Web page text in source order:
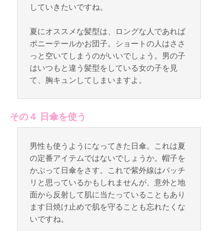
していきたいですね。
夏にオススメな髪型は、ロングな人であれば
ポニーテールかお団子。ショートの人はささ
っと空いてしまうのがいいでしょう。男の子
はいつもと違う髪型をしている女の子を見
て、胸キュンしてしまいますよ。
その４ 日傘を使う
男性も使うようになってきた日傘。これは夏
の定番アイテムではないでしょうか。帽子を
かぶって日傘をさす。これで紫外線はバッチ
リと思っているかもしれませんが、意外と地
面から反射して肌に当たっていることもあり
ます日焼け止めで肌を守ることも忘れたくな
いですね。